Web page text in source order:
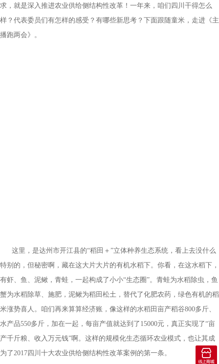
求，就是深入推进农业供给侧结构性改革！一年来，咱们四川干得怎么
样？代表委员们有怎样的感受？有哪些新思考？下面跟随童米，走进《主
播跑两会》。
这里，是达州市开江县的“稻田＋”立体种养生态系统，看上去没什么
特别的，但秘密啊，藏在这大片大片的有机水稻下。你看，在这水稻下，
有虾、鱼、泥鳅，青蛙，一起构成了小小“生态圈”。青蛙为水稻除虫，鱼
蟹为水稻除草、施肥，泥鳅为稻田松土，替代了化肥农药，绿色有机的稻
米涨势喜人。咱们再来算算经济账，像这样的水稻田亩产稻谷800多斤、
水产品550多斤，加在一起，每亩产值就达到了15000元，真正实现了“亩
产千斤粮、收入万元钱”啊。这样的规模化生态循环农业模式，也让其成
为了2017四川十大农业供给侧结构性改革案例的第一条。

线上商城